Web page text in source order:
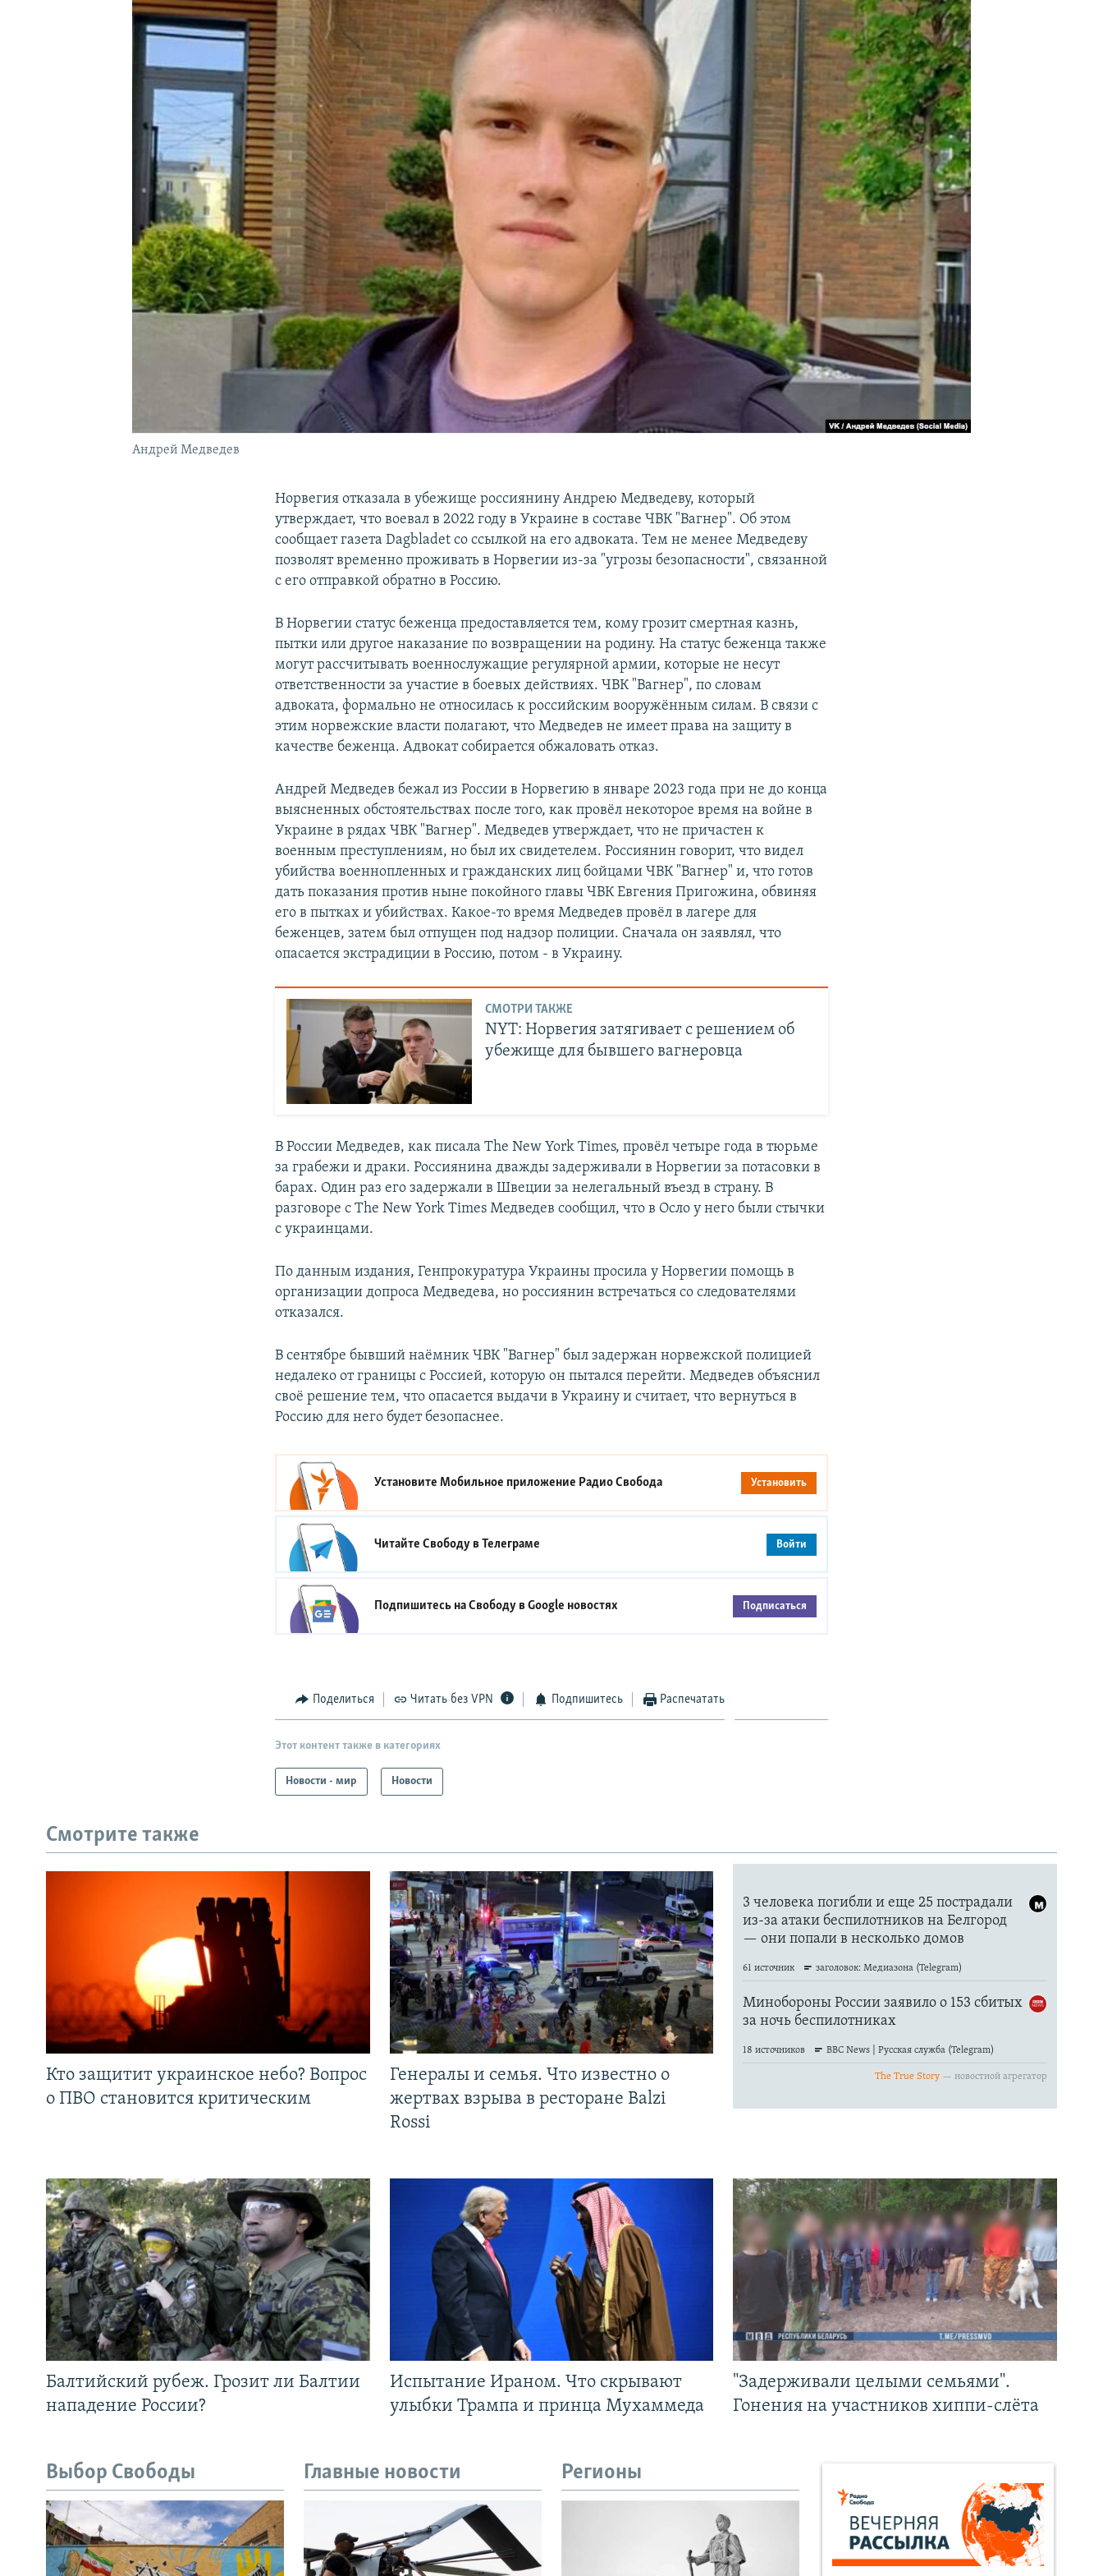
ПОДПИШИТЕСЬ НА РАССЫЛКУ
Андрей Медведев
Норвегия отказала в убежище россиянину Андрею Медведеву, который
утверждает, что воевал в 2022 году в Украине в составе ЧВК "Вагнер". Об этом
сообщает газета Dagbladet со ссылкой на его адвоката. Тем не менее Медведеву
позволят временно проживать в Норвегии из-за "угрозы безопасности", связанной
с его отправкой обратно в Россию.
В Норвегии статус беженца предоставляется тем, кому грозит смертная казнь,
пытки или другое наказание по возвращении на родину. На статус беженца также
могут рассчитывать военнослужащие регулярной армии, которые не несут
ответственности за участие в боевых действиях. ЧВК "Вагнер", по словам
адвоката, формально не относилась к российским вооружённым силам. В связи с
этим норвежские власти полагают, что Медведев не имеет права на защиту в
качестве беженца. Адвокат собирается обжаловать отказ.
Андрей Медведев бежал из России в Норвегию в январе 2023 года при не до конца
выясненных обстоятельствах после того, как провёл некоторое время на войне в
Украине в рядах ЧВК "Вагнер". Медведев утверждает, что не причастен к
военным преступлениям, но был их свидетелем. Россиянин говорит, что видел
убийства военнопленных и гражданских лиц бойцами ЧВК "Вагнер" и, что готов
дать показания против ныне покойного главы ЧВК Евгения Пригожина, обвиняя
его в пытках и убийствах. Какое-то время Медведев провёл в лагере для
беженцев, затем был отпущен под надзор полиции. Сначала он заявлял, что
опасается экстрадиции в Россию, потом - в Украину.
СМОТРИ ТАКЖЕ
NYT: Норвегия затягивает с решением об
убежище для бывшего вагнеровца
В России Медведев, как писала The New York Times, провёл четыре года в тюрьме
за грабежи и драки. Россиянина дважды задерживали в Норвегии за потасовки в
барах. Один раз его задержали в Швеции за нелегальный въезд в страну. В
разговоре с The New York Times Медведев сообщил, что в Осло у него были стычки
с украинцами.
По данным издания, Генпрокуратура Украины просила у Норвегии помощь в
организации допроса Медведева, но россиянин встречаться со следователями
отказался.
В сентябре бывший наёмник ЧВК "Вагнер" был задержан норвежской полицией
недалеко от границы с Россией, которую он пытался перейти. Медведев объяснил
своё решение тем, что опасается выдачи в Украину и считает, что вернуться в
Россию для него будет безопаснее.
Установите Мобильное приложение Радио Свобода Установить
Читайте Свободу вТелеграме Войти
Подпишитесь на Свободу вGoogle новостях Подписаться
Поделиться Читать без VPN Подпишитесь Распечатать
Этот контент также в категориях
Новости - мир Новости
Смотрите также
Кто защитит украинское небо? Вопрос
о ПВО становится критическим
Генералы и семья. Что известно о
жертвах взрыва в ресторане Balzi
Rossi
Балтийский рубеж. Грозит ли Балтии
нападение России?
Испытание Ираном. Что скрывают
улыбки Трампа и принца Мухаммеда
"Задерживали целыми семьями".
Гонения на участников хиппи-слёта
Выбор Свободы Главные новости Регионы